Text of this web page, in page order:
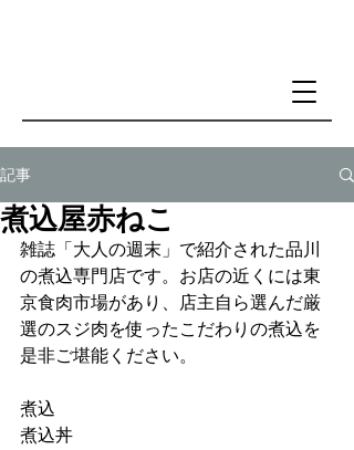
記事
煮込屋赤ねこ
雑誌「大人の週末」で紹介された品川
の煮込専門店です。お店の近くには東
京食肉市場があり、店主自ら選んだ厳
選のスジ肉を使ったこだわりの煮込を
是非ご堪能ください。
煮込
煮込丼